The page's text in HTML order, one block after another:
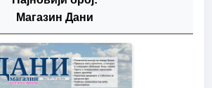
Магазин Дани